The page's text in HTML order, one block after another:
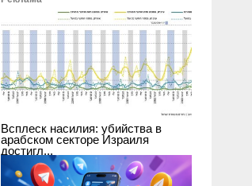
Всплеск насилия: убийства в
арабском секторе Израиля
достигл...